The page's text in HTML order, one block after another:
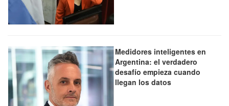
Medidores inteligentes en
Argentina: el verdadero
desafío empieza cuando
llegan los datos